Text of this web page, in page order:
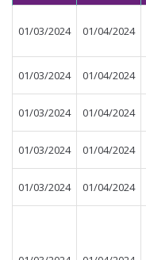
01/03/2024 01/04/2024
01/03/2024 01/04/2024
01/03/2024 01/04/2024
01/03/2024 01/04/2024
01/03/2024 01/04/2024